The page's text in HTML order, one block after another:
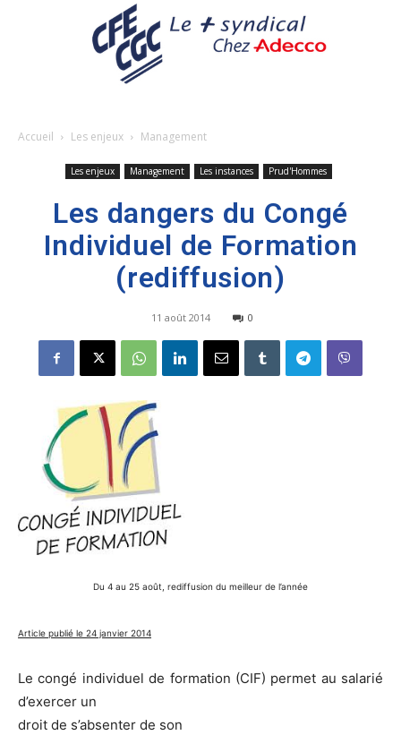
Accueil Les enjeux Management
Les enjeux Management Les instances Prud'Hommes
Les dangers du Congé
Individuel de Formation
(rediffusion)
11 août 2014 0
Du 4 au 25 août, rediffusion du meilleur de l’année
Article publié le 24 janvier 2014
Le congé individuel de formation (CIF) permet au salarié
d’exercer un
droit de s’absenter de son